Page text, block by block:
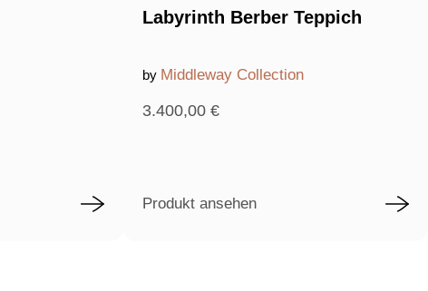
Labyrinth Berber Teppich
by Middleway Collection
3.400,00 €
Produkt ansehen